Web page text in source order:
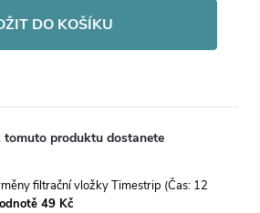
DO KOŠÍKU
tomuto produktu dostanete
filtrační vložky Timestrip (Čas: 12
49 Kč